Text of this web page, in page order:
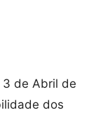
3 de Abril de
dos